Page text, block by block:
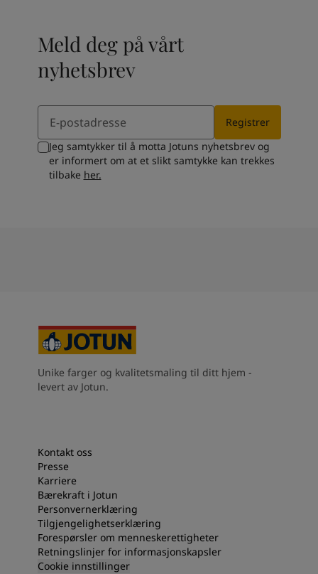
Meld deg på vårt
nyhetsbrev
Email
Registrer
Jeg samtykker til å motta Jotuns nyhetsbrev og
er informert om at et slikt samtykke kan trekkes
tilbake her.
Unike farger og kvalitetsmaling til ditt hjem -
levert av Jotun.
Kontakt oss
Presse
Karriere
Bærekraft i Jotun
Personvernerklæring
Tilgjengelighetserklæring
Forespørsler om menneskerettigheter
Retningslinjer for informasjonskapsler
Cookie innstillinger